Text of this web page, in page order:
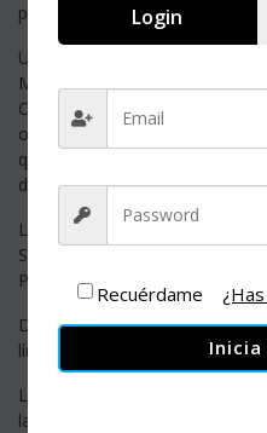
promoción a la salud.
Uno de los logros de mayor
Mexicana de Pediatría
Confederación Mexicana de
obtenido la sede del XXIV
que se llevó a cabo del 15 al
de Cancún Quintana Roo.
La reunión de las Américas
Sociedad Canadiense de
Pediatría, en 2020 será la XII
Desde hace 3 años los
línea en tiempo real a nivel
La elaboración de las guías
las patologías más relevantes.
Login
Recuérdame
Inicia